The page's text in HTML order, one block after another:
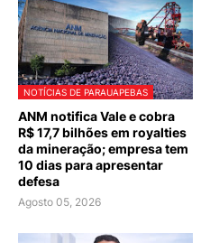
NOTÍCIAS DE PARAUAPEBAS
ANM notifica Vale e cobra
R$ 17,7 bilhões em royalties
da mineração; empresa tem
10 dias para apresentar
defesa
Agosto 05, 2026